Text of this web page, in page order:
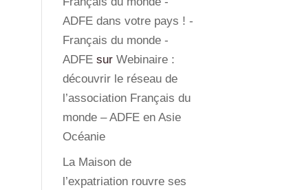
ADFE dans votre pays ! -
Français du monde -
ADFE surWebinaire :
découvrir le réseau de
l’association Français du
monde – ADFE en Asie
Océanie
La Maison de
l’expatriation rouvre ses